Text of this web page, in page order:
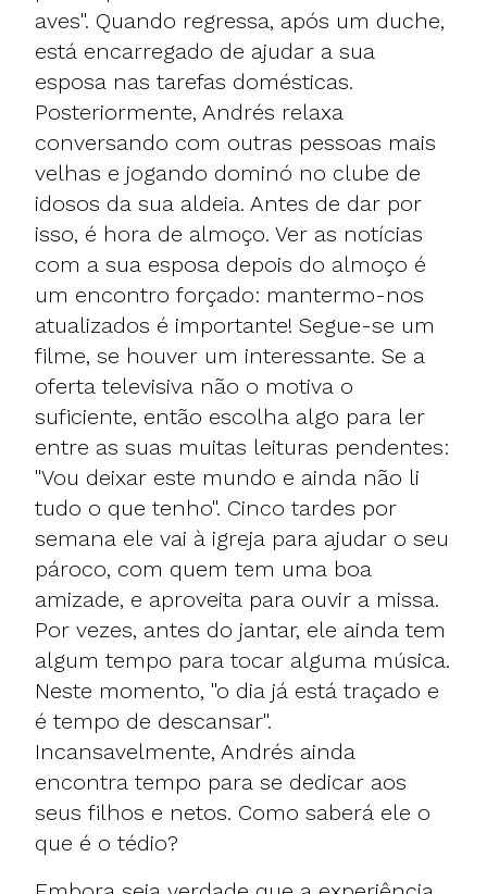
aves". Quando regressa, após um duche,
está encarregado de ajudar a sua
esposa nas tarefas domésticas.
Posteriormente, Andrés relaxa
conversando com outras pessoas mais
velhas e jogando dominó no clube de
idosos da sua aldeia. Antes de dar por
isso, é hora de almoço. Ver as notícias
com a sua esposa depois do almoço é
um encontro forçado: mantermo-nos
atualizados é importante! Segue-se um
filme, se houver um interessante. Se a
oferta televisiva não o motiva o
suficiente, então escolha algo para ler
entre as suas muitas leituras pendentes:
"Vou deixar este mundo e ainda não li
tudo o que tenho". Cinco tardes por
semana ele vai à igreja para ajudar o seu
pároco, com quem tem uma boa
amizade, e aproveita para ouvir a missa.
Por vezes, antes do jantar, ele ainda tem
algum tempo para tocar alguma música.
Neste momento, "o dia já está traçado e
é tempo de descansar".
Incansavelmente, Andrés ainda
encontra tempo para se dedicar aos
seus filhos e netos. Como saberá ele o
que é o tédio?